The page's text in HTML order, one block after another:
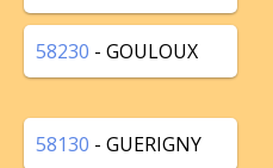
58230 - GOULOUX
58130 - GUERIGNY